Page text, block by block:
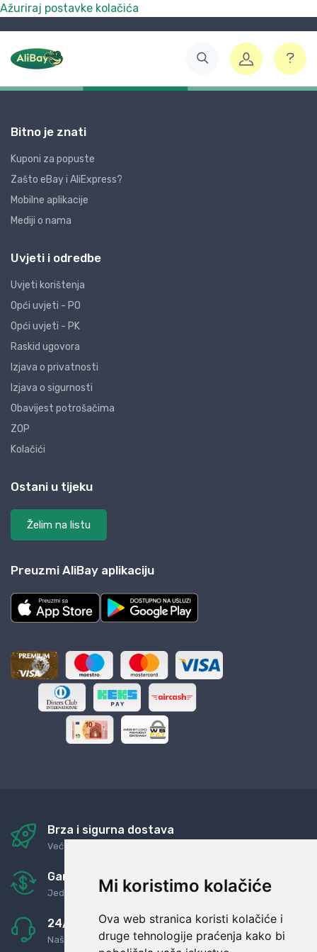
Mi koristimo kolačiće
Ova web stranica koristi kolačiće i
druge tehnologije praćenja kako bi
Ažuriraj postavke kolačića
Bitno je znati
Kuponi za popuste
Zašto eBay i AliExpress?
Mobilne aplikacije
Mediji o nama
Uvjeti i odredbe
Uvjeti korištenja
Opći uvjeti - PO
Opći uvjeti - PK
Raskid ugovora
Izjava o privatnosti
Izjava o sigurnosti
Obavijest potrošačima
ZOP
Kolačići
Ostani u tijeku
Želim na listu
Preuzmi AliBay aplikaciju
Brza i sigurna dostava
Već za nekoliko dana kod vas
Garancija u povrat novaca
Jednostavno pravilo: Roba za novac
24/7 odlična podrška
Naši agenti uvijek na raspolaganju